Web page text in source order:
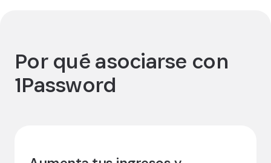
Por qué asociarse con
1Password